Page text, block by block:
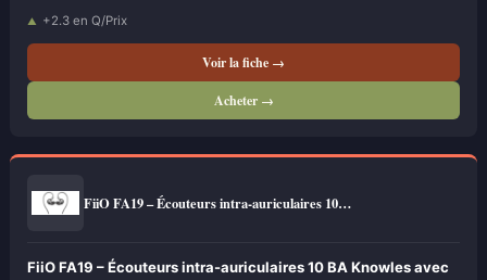
+2.3 en Q/Prix
Voir la fiche →
Acheter →
FiiO FA19 – Écouteurs intra-auriculaires 10…
FiiO FA19 – Écouteurs intra-auriculaires 10 BA Knowles avec